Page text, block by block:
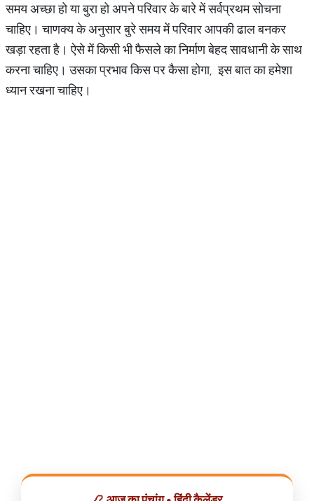
समय अच्छा हो या बुरा हो अपने परिवार के बारे में सर्वप्रथम सोचना
चाहिए। चाणक्य के अनुसार बुरे समय में परिवार आपकी ढाल बनकर
खड़ा रहता है। ऐसे में किसी भी फैसले का निर्माण बेहद सावधानी के साथ
करना चाहिए। उसका प्रभाव किस पर कैसा होगा, इस बात का हमेशा
ध्यान रखना चाहिए।